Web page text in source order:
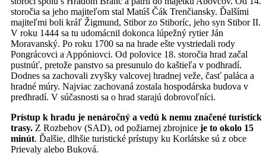
storočia sa jeho majiteľom stal Matúš Čák Trenčiansky. Ďalšími
majiteľmi boli kráľ Žigmund, Stibor zo Stiboríc, jeho syn Stibor II.
V roku 1444 sa tu udomácnil dokonca lúpežný rytier Ján
Moravanský. Po roku 1700 sa na hrade ešte vystriedali rody
Pongrácovci a Appóniovci. Od polovice 18. storočia hrad začal
pustnúť, pretože panstvo sa presunulo do kaštieľa v podhradí.
Dodnes sa zachovali zvyšky valcovej hradnej veže, časť paláca a
hradné múry. Najviac zachovaná zostala hospodárska budova v
predhradí. V súčasnosti sa o hrad starajú dobrovoľníci.
Prístup k hradu je nenáročný a vedú k nemu značené turistické
trasy. Z Rozbehov (SAD), od požiarnej zbrojnice je to okolo 15
minút. Ďalšie, dlhšie turistické prístupy ku Korlátske sú z obce
Prievaly alebo Buková.